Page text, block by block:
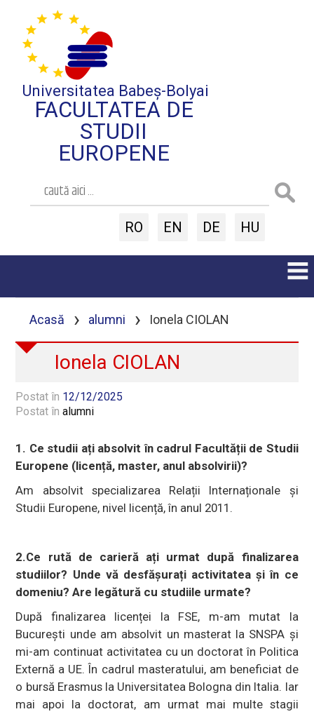
Universitatea Babeș-Bolyai
FACULTATEA DE
STUDII
EUROPENE
RO EN DE HU
Acasă › alumni › Ionela CIOLAN
Ionela CIOLAN
Postat în 12/12/2025
Postat înalumni
1. Ce studii ați absolvit în cadrul Facultății de Studii
Europene (licență, master, anul absolvirii)?
Am absolvit specializarea Relații Internaționale și
Studii Europene, nivel licență, în anul 2011.
2.Ce rută de carieră ați urmat după finalizarea
studiilor? Unde vă desfășurați activitatea și în ce
domeniu? Are legătură cu studiile urmate?
După finalizarea licenței la FSE, m-am mutat la
București unde am absolvit un masterat la SNSPA și
mi-am continuat activitatea cu un doctorat în Politica
Externă a UE. În cadrul masteratului, am beneficiat de
o bursă Erasmus la Universitatea Bologna din Italia. Iar
mai apoi la doctorat, am urmat mai multe stagii